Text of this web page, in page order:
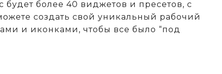
более 40 виджетов и пресетов, с
создать свой уникальный рабочий
и иконками, чтобы все было “под